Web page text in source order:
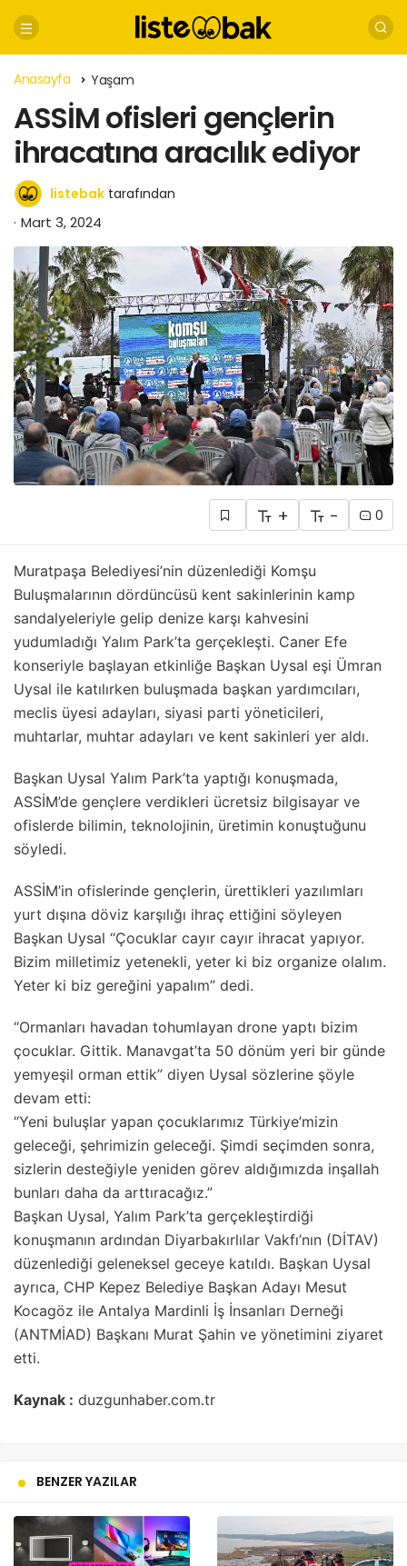
Anasayfa Yaşam
ASSİM ofisleri gençlerin
ihracatına aracılık ediyor
listebak tarafından
Mart 3, 2024
+ - 0
Muratpaşa Belediyesi’nin düzenlediği Komşu
Buluşmalarının dördüncüsü kent sakinlerinin kamp
sandalyeleriyle gelip denize karşı kahvesini
yudumladığı Yalım Park’ta gerçekleşti. Caner Efe
konseriyle başlayan etkinliğe Başkan Uysal eşi Ümran
Uysal ile katılırken buluşmada başkan yardımcıları,
meclis üyesi adayları, siyasi parti yöneticileri,
muhtarlar, muhtar adayları ve kent sakinleri yer aldı.
Başkan Uysal Yalım Park’ta yaptığı konuşmada,
ASSİM’de gençlere verdikleri ücretsiz bilgisayar ve
ofislerde bilimin, teknolojinin, üretimin konuştuğunu
söyledi.
ASSİM’in ofislerinde gençlerin, ürettikleri yazılımları
yurt dışına döviz karşılığı ihraç ettiğini söyleyen
Başkan Uysal “Çocuklar cayır cayır ihracat yapıyor.
Bizim milletimiz yetenekli, yeter ki biz organize olalım.
Yeter ki biz gereğini yapalım” dedi.
“Ormanları havadan tohumlayan drone yaptı bizim
çocuklar. Gittik. Manavgat’ta 50 dönüm yeri bir günde
yemyeşil orman ettik” diyen Uysal sözlerine şöyle
devam etti:
“Yeni buluşlar yapan çocuklarımız Türkiye’mizin
geleceği, şehrimizin geleceği. Şimdi seçimden sonra,
sizlerin desteğiyle yeniden görev aldığımızda inşallah
bunları daha da arttıracağız.”
Başkan Uysal, Yalım Park’ta gerçekleştirdiği
konuşmanın ardından Diyarbakırlılar Vakfı’nın (DİTAV)
düzenlediği geleneksel geceye katıldı. Başkan Uysal
ayrıca, CHP Kepez Belediye Başkan Adayı Mesut
Kocagöz ile Antalya Mardinli İş İnsanları Derneği
(ANTMİAD) Başkanı Murat Şahin ve yönetimini ziyaret
etti.
Kaynak : duzgunhaber.com.tr
BENZER YAZILAR